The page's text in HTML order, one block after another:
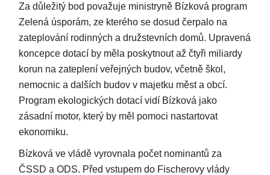
Za důležitý bod považuje ministryně Bízková program
Zelená úsporám, ze kterého se dosud čerpalo na
zateplování rodinných a družstevních domů. Upravená
koncepce dotací by měla poskytnout až čtyři miliardy
korun na zateplení veřejných budov, včetně škol,
nemocnic a dalších budov v majetku měst a obcí.
Program ekologických dotací vidí Bízková jako
zásadní motor, který by měl pomoci nastartovat
ekonomiku.
Bízková ve vládě vyrovnala počet nominantů za
ČSSD a ODS. Před vstupem do Fischerovy vlády